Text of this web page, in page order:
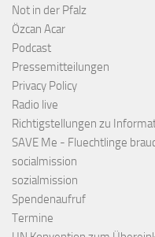
Not in der Pfalz
Özcan Acar
Podcast
Pressemitteilungen
Privacy Policy
Radio live
Richtigstellungen zu
SAVE Me - Fluechtlinge
socialmission
sozialmission
Spendenaufruf
Termine